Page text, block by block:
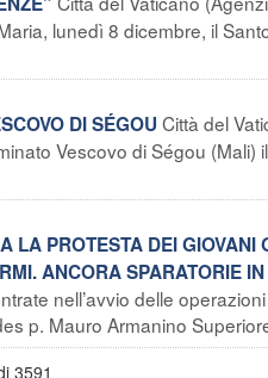
lunedì 8 dicembre, il
DI SÉGOU Città del
Vescovo di Ségou
LA PROTESTA DEI
ANCORA SPARATORIE
nell’avvio delle
p. Mauro Armanino
3591